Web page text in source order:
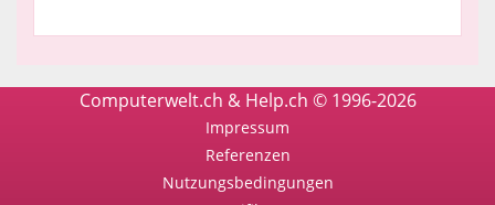
Computerwelt.ch & Help.ch © 1996-2026
Impressum
Referenzen
Nutzungsbedingungen